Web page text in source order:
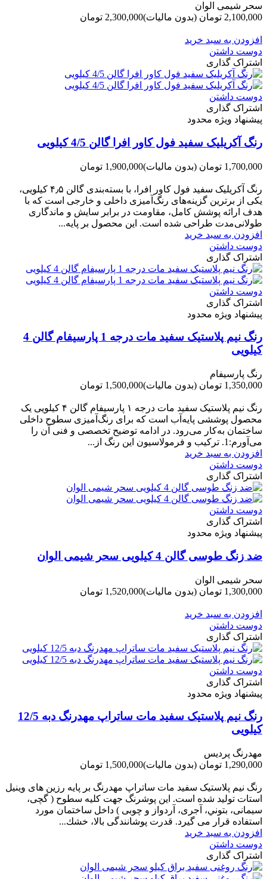
سحر شیمی الوان
2,100,000 تومان
(بدون مالیات)2,300,000 تومان
افزودن به سبد خرید
دوست داشتن
اشتراک گذاری
دوست داشتن
اشتراک گذاری
پیشنهاد ویژه محدود
رنگ آکریلیک سفید فول کاور افرا گالن 4/5 کیلویی
1,700,000 تومان (بدون مالیات)1,900,000 تومان
رنگ آکریلیک سفید فول کاور افرا، با بسته‌بندی گالن ۴٫۵ کیلویی،
یکی از برترین گزینه‌های رنگ‌آمیزی داخلی و خارجی است که با
هدف ارائه پوشش کامل، مقاومت در برابر سایش و ماندگاری
طولانی‌مدت طراحی شده است. این محصول بر پایه...
افزودن به سبد خرید
دوست داشتن
اشتراک گذاری
دوست داشتن
اشتراک گذاری
پیشنهاد ویژه محدود
رنگ نیم پلاستیک سفید مات درجه 1 پارسیفام گالن 4
کیلویی
رنگ پارسیفام
1,350,000 تومان
(بدون مالیات)1,500,000 تومان
رنگ نیم‌ پلاستیک سفید مات درجه ۱ پارسیفام گالن ۴ کیلویی یک
محصول پوششی پایه‌آب است که برای رنگ‌آمیزی سطوح داخلی
ساختمان به‌کار می‌رود. در ادامه توضیح تخصصی و فنی آن را
می‌آورم:1. ترکیب و فرمولاسیون این رنگ از...
افزودن به سبد خرید
دوست داشتن
اشتراک گذاری
دوست داشتن
اشتراک گذاری
پیشنهاد ویژه محدود
ضد زنگ طوسی گالن 4 کیلویی سحر شیمی الوان
سحر شیمی الوان
1,300,000 تومان
(بدون مالیات)1,520,000 تومان
افزودن به سبد خرید
دوست داشتن
اشتراک گذاری
دوست داشتن
اشتراک گذاری
پیشنهاد ویژه محدود
رنگ نیم پلاستیک سفید مات ساتراپ مهدرنگ دبه 12/5
کیلویی
مهدرنگ پردیس
1,290,000 تومان
(بدون مالیات)1,500,000 تومان
رنگ نیم پلاستیک سفید مات ساتراپ مهدرنگ بر پایه رزین های وینیل
استات تولید شده است. این پوشرنگ جهت کلیه سطوح ( گچی،
سیمانی، بتوني، آجری، آردواز و چوبی ) داخل ساختمان مورد
استفاده قرار می گیرد. قدرت پوشانندگی بالا، خشك...
افزودن به سبد خرید
دوست داشتن
اشتراک گذاری